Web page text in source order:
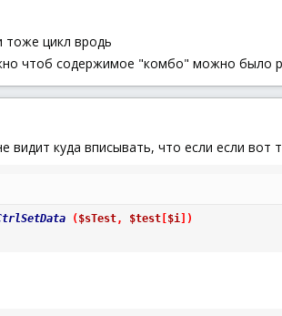
тоже цикл вродь
чтоб содержимое "комбо" можно было
видит куда вписывать, что если если вот
( $sTest, $test[ $i] )